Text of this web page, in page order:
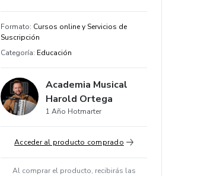
Formato: Cursos online y Servicios de
Suscripción
Categoría: Educación
Academia Musical
Harold Ortega
1 Año Hotmarter
Acceder al producto comprado
Al comprar el producto, recibirás las